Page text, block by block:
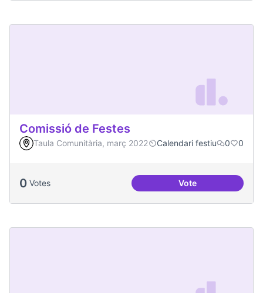
Comissió de Festes
Taula Comunitària, març 2022 Calendari festiu 0 0
0 Votes VoteComissió de